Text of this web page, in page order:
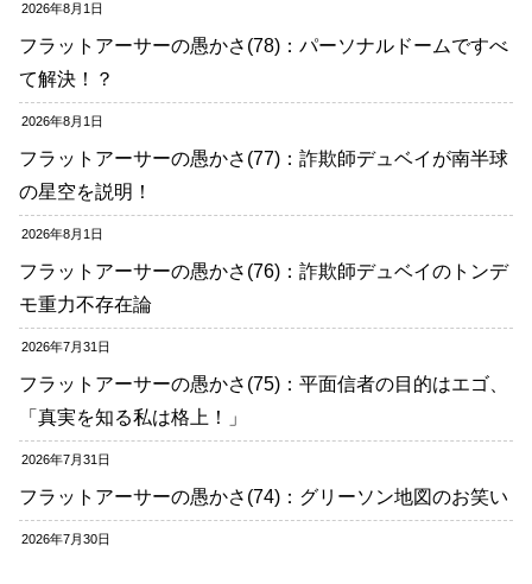
2026年8月1日
フラットアーサーの愚かさ(78)：パーソナルドームですべ
て解決！？
2026年8月1日
フラットアーサーの愚かさ(77)：詐欺師デュベイが南半球
の星空を説明！
2026年8月1日
フラットアーサーの愚かさ(76)：詐欺師デュベイのトンデ
モ重力不存在論
2026年7月31日
フラットアーサーの愚かさ(75)：平面信者の目的はエゴ、
「真実を知る私は格上！」
2026年7月31日
フラットアーサーの愚かさ(74)：グリーソン地図のお笑い
2026年7月30日